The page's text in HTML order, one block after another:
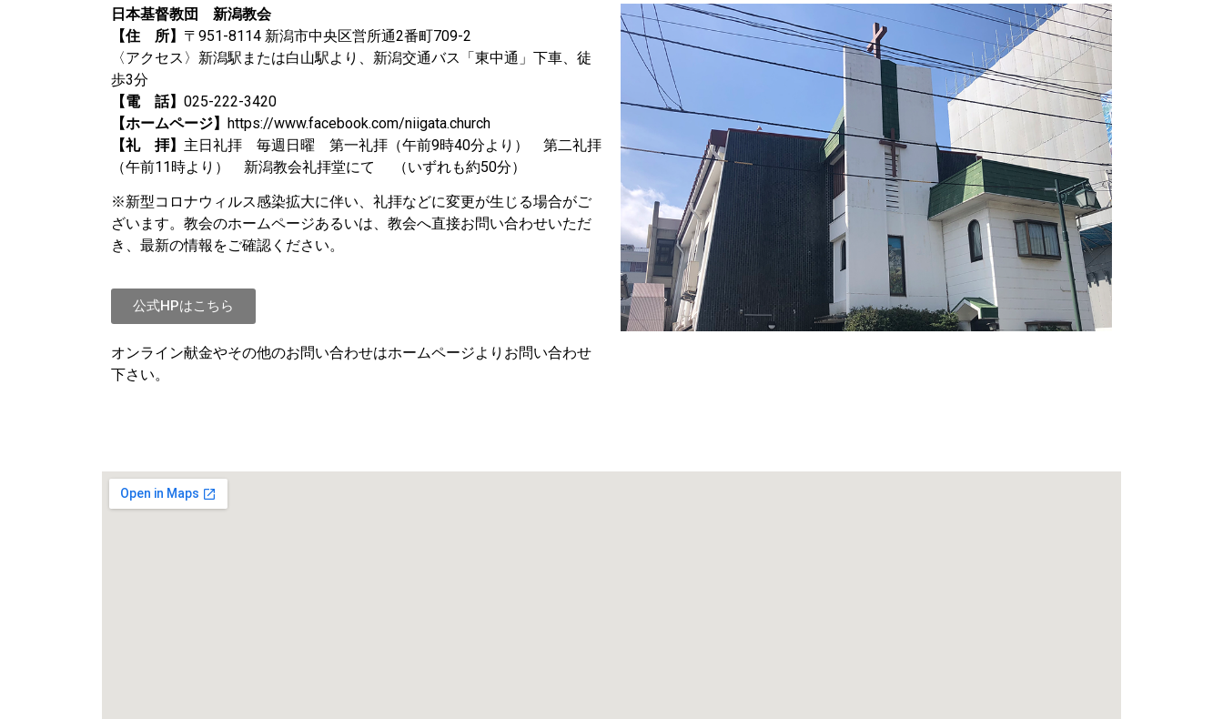
日本基督教団 新潟教会
【住 所】 〒951-8114 新潟市中央区営所通2番町709-2
〈アクセス〉新潟駅または白山駅より、新潟交通バス「東中通」下車、徒
歩3分
【電 話】 025-222-3420
【ホームページ】 https://www.facebook.com/niigata.church
【礼 拝】 主日礼拝 毎週日曜 第一礼拝（午前9時40分より） 第二礼拝
（午前11時より） 新潟教会礼拝堂にて （いずれも約50分）
※新型コロナウィルス感染拡大に伴い、礼拝などに変更が生じる場合がご
ざいます。教会のホームページあるいは、教会へ直接お問い合わせいただ
き、最新の情報をご確認ください。
公式HPはこちら
オンライン献金やその他のお問い合わせはホームページよりお問い合わせ
下さい。